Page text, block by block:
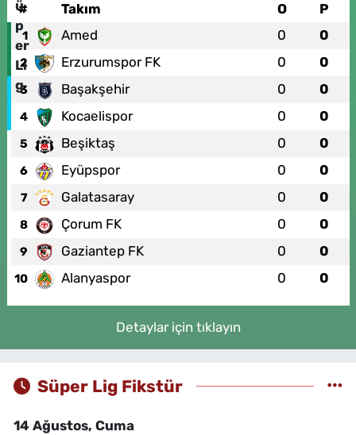
# Takım O P
1 Amed 0 0
2 Erzurumspor FK 0 0
3 Başakşehir 0 0
4 Kocaelispor 0 0
5 Beşiktaş 0 0
6 Eyüpspor 0 0
7 Galatasaray 0 0
8 Çorum FK 0 0
9 Gaziantep FK 0 0
10 Alanyaspor 0 0
Detaylar için tıklayın
Süper Lig Fikstür
14 Ağustos, Cuma